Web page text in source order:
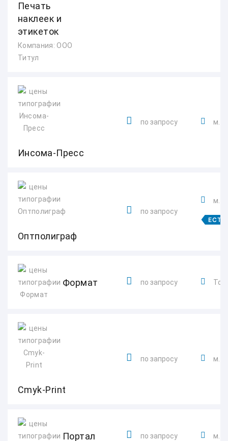
Печать
наклеек и
этикеток
Компания: ООО
Титул
Инсома-Пресс
по запросу м.
Оптполиграф
по запросу
м.
Формат по запросу
Cmyk-Print
по запросу м.
Портал по запросу м.